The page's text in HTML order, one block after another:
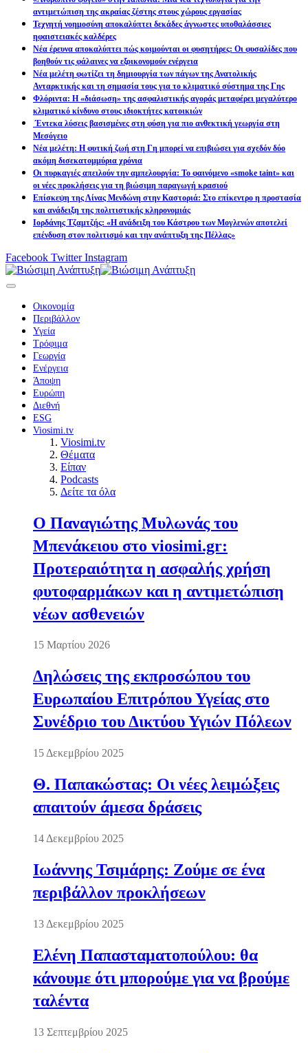
αντιμετώπιση της ακραίας ζέστης στους χώρους εργασίας
Τεχνητή νοημοσύνη αποκαλύπτει δεκάδες άγνωστες υποθαλάσσιες
ηφαιστειακές καλδέρες
Νέα έρευνα αποκαλύπτει πώς κοιμούνται οι φυσητήρες: Οι φυσαλίδες που
βοηθούν τις φάλαινες να εξοικονομούν ενέργεια
Νέα μελέτη φωτίζει τη δημιουργία των πάγων της Ανατολικής
Ανταρκτικής και τη σημασία τους για το κλιματικό σύστημα της Γης
Φλόριντα: Η «διάσωση» της ασφαλιστικής αγοράς μεταφέρει μεγαλύτερο
κλιματικό κίνδυνο στους ιδιοκτήτες κατοικιών
Έντεκα λύσεις βασισμένες στη φύση για πιο ανθεκτική γεωργία στη
Μεσόγειο
Νέα μελέτη: Η φυτική ζωή στη Γη μπορεί να επιβιώσει για σχεδόν δύο
ακόμη δισεκατομμύρια χρόνια
Οι πυρκαγιές απειλούν την αμπελουργία: Το φαινόμενο «smoke taint» και
οι νέες προκλήσεις για τη βιώσιμη παραγωγή κρασιού
Επίσκεψη της Λίνας Μενδώνη στην Καστοριά: Στο επίκεντρο η προστασία
και ανάδειξη της πολιτιστικής κληρονομιάς
Ιορδάνης Τζαμτζής: «Η ανάδειξη του Κάστρου των Μογλενών αποτελεί
επένδυση στον πολιτισμό και την ανάπτυξη της Πέλλας»
Facebook Twitter Instagram
Οικονομία
Περιβάλλον
Υγεία
Τρόφιμα
Γεωργία
Ενέργεια
Άποψη
Ευρώπη
Διεθνή
ESG
Viosimi.tv
Viosimi.tv
Θέματα
Είπαν
Podcasts
Δείτε τα όλα
Ο Παναγιώτης Μυλωνάς του
Μπενάκειου στο viosimi.gr:
Προτεραιότητα η ασφαλής χρήση
φυτοφαρμάκων και η αντιμετώπιση
νέων ασθενειών
15 Μαρτίου 2026
Δηλώσεις της εκπροσώπου του
Ευρωπαίου Επιτρόπου Υγείας στο
Συνέδριο του Δικτύου Υγιών Πόλεων
15 Δεκεμβρίου 2025
Θ. Παπακώστας: Οι νέες λειμώξεις
απαιτούν άμεσα δράσεις
14 Δεκεμβρίου 2025
Ιωάννης Τσιμάρης: Ζούμε σε ένα
περιβάλλον προκλήσεων
13 Δεκεμβρίου 2025
Ελένη Παπασταματοπούλου: θα
κάνουμε ότι μπορούμε για να βρούμε
ταλέντα
13 Σεπτεμβρίου 2025